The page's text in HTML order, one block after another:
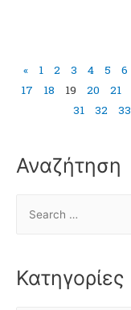
« 1 2 3 4 5 6
17
18 19 20 21
31
32 33
Αναζήτηση
Κατηγορίες